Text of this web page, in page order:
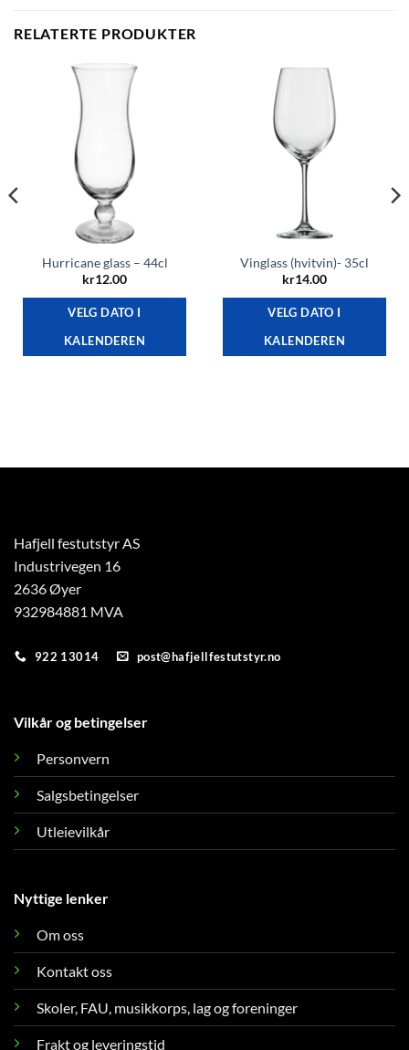
RELATERTE PRODUKTER
Hurricane glass – 44cl
kr12.00
VELG DATO I
KALENDEREN
Vinglass (hvitvin)- 35cl
kr14.00
VELG DATO I
KALENDEREN
Hafjell festutstyr AS
Industrivegen 16
2636 Øyer
932984881 MVA
922 13014 post@hafjellfestutstyr.no
Vilkår og betingelser
Personvern
Salgsbetingelser
Utleievilkår
Nyttige lenker
Om oss
Kontakt oss
Skoler, FAU, musikkorps, lag og foreninger
Frakt og leveringstid